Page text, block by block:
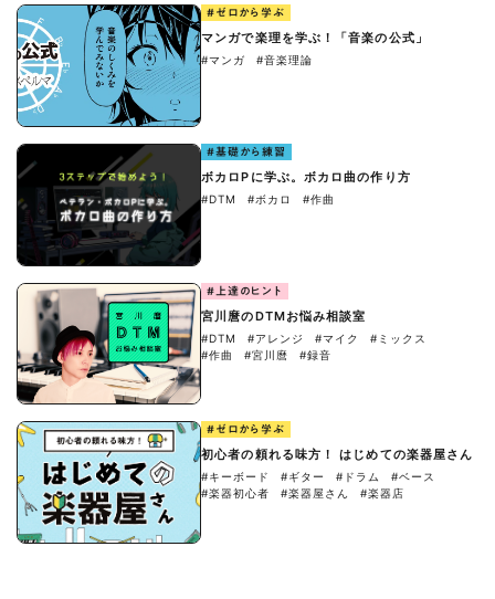
#ゼロから学ぶ
マンガで楽理を学ぶ！「音楽の公式」
#マンガ #音楽理論
#基礎から練習
ボカロPに学ぶ。ボカロ曲の作り方
#DTM #ボカロ #作曲
#上達のヒント
宮川麿のDTMお悩み相談室
#DTM #アレンジ #マイク
#ミックス
#作曲
#宮川麿 #録音
#ゼロから学ぶ
初心者の頼れる味方！ はじめての楽器屋さん
#キーボード #ギター #ドラム
#ベース
#楽器初心者
#楽器屋さん #楽器店